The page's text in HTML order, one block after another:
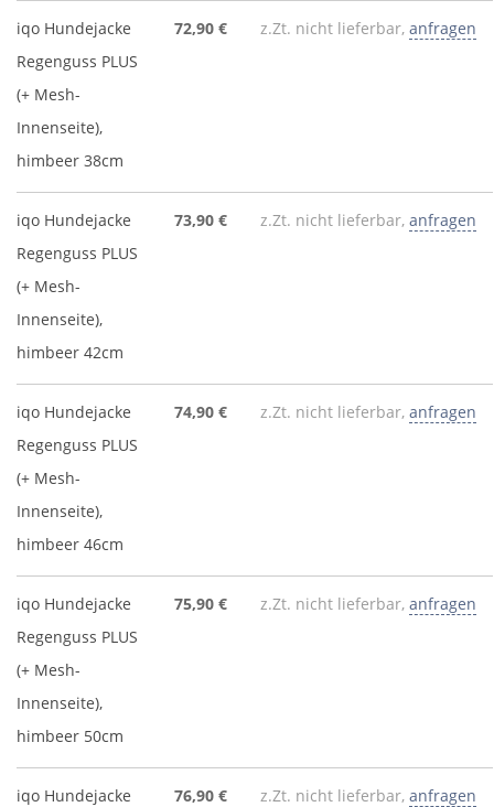
iqo Hundejacke
Regenguss PLUS
(+ Mesh-
Innenseite),
himbeer 38cm
72,90 € z.Zt. nicht lieferbar, anfragen
iqo Hundejacke
Regenguss PLUS
(+ Mesh-
Innenseite),
himbeer 42cm
73,90 € z.Zt. nicht lieferbar, anfragen
iqo Hundejacke
Regenguss PLUS
(+ Mesh-
Innenseite),
himbeer 46cm
74,90 € z.Zt. nicht lieferbar, anfragen
iqo Hundejacke
Regenguss PLUS
(+ Mesh-
Innenseite),
himbeer 50cm
75,90 € z.Zt. nicht lieferbar, anfragen
iqo Hundejacke
76,90 € z.Zt. nicht lieferbar, anfragen